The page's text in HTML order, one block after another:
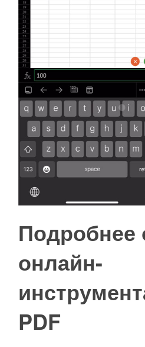
Подробнее
онлайн-
PDF